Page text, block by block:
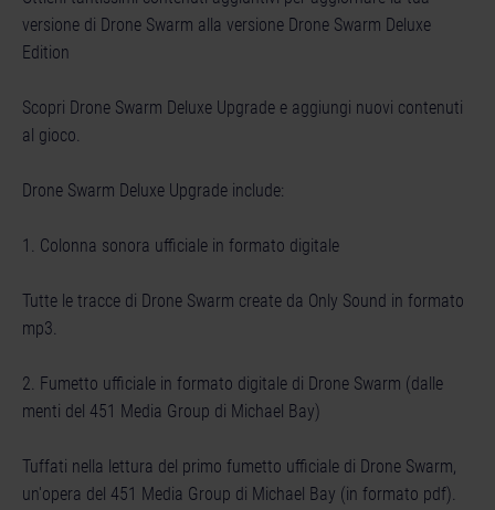
versione di Drone Swarm alla versione Drone Swarm Deluxe
Edition
Scopri Drone Swarm Deluxe Upgrade e aggiungi nuovi contenuti
al gioco.
Drone Swarm Deluxe Upgrade include:
1. Colonna sonora ufficiale in formato digitale
Tutte le tracce di Drone Swarm create da Only Sound in formato
mp3.
2. Fumetto ufficiale in formato digitale di Drone Swarm (dalle
menti del 451 Media Group di Michael Bay)
Tuffati nella lettura del primo fumetto ufficiale di Drone Swarm,
un'opera del 451 Media Group di Michael Bay (in formato pdf).